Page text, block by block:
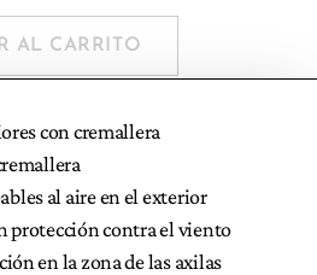
AL CARRITO
con cremallera
al aire en el exterior
protección contra el viento
en la zona de las axilas